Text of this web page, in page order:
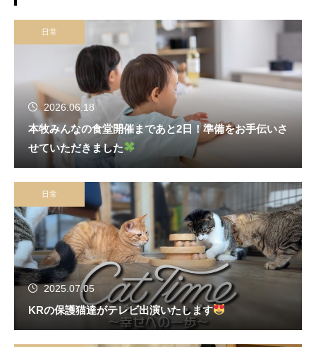
日常
2026.06.18
本牧みんなの食堂開催まであと2日！準備をお手伝いさ
せていただきました
日常
2025.07.05
KRの保護猫達がテレビ出演いたします